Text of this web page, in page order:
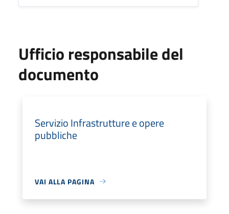
Ufficio responsabile del
documento
Servizio Infrastrutture e opere
pubbliche
VAI ALLA PAGINA